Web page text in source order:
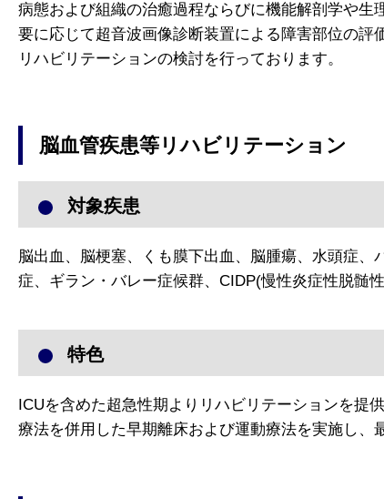
病態および組織の治癒過程ならびに機能解剖学や
要に応じて超音波画像診断装置による障害部位の
リハビリテーションの検討を行っております。
脳血管疾患等リハビリテーション
対象疾患
脳出血、脳梗塞、くも膜下出血、脳腫瘍、水頭症
症、ギラン・バレー症候群、CIDP(慢性炎症性脱髄
特色
ICUを含めた超急性期よりリハビリテーションを提
療法を併用した早期離床および運動療法を実施し、